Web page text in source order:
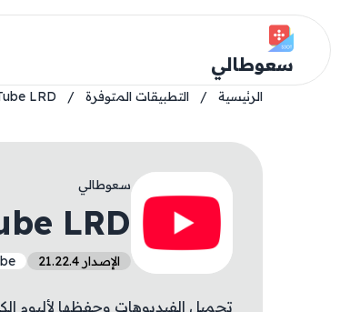
سعوطالي
الرئيسية / التطبيقات المتوفرة /
LRD
سعوطالي
LRD
الإصدار 21.22.4
تحميل الفيديوهات وحفظها لألبوم